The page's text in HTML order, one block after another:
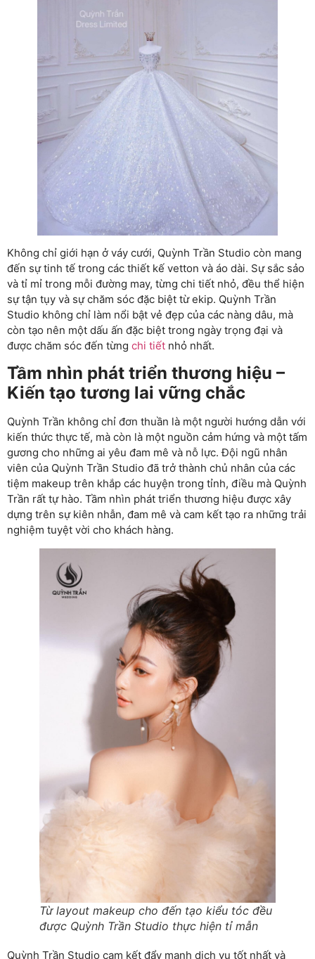
Không chỉ giới hạn ở váy cưới, Quỳnh Trần Studio còn mang
đến sự tinh tế trong các thiết kế vetton và áo dài. Sự sắc sảo
và tỉ mỉ trong mỗi đường may, từng chi tiết nhỏ, đều thể hiện
sự tận tụy và sự chăm sóc đặc biệt từ ekip. Quỳnh Trần
Studio không chỉ làm nổi bật vẻ đẹp của các nàng dâu, mà
còn tạo nên một dấu ấn đặc biệt trong ngày trọng đại và
được chăm sóc đến từng chi tiết nhỏ nhất.
Tầm nhìn phát triển thương hiệu –
Kiến tạo tương lai vững chắc
Quỳnh Trần không chỉ đơn thuần là một người hướng dẫn với
kiến thức thực tế, mà còn là một nguồn cảm hứng và một tấm
gương cho những ai yêu đam mê và nỗ lực. Đội ngũ nhân
viên của Quỳnh Trần Studio đã trở thành chủ nhân của các
tiệm makeup trên khắp các huyện trong tỉnh, điều mà Quỳnh
Trần rất tự hào. Tầm nhìn phát triển thương hiệu được xây
dựng trên sự kiên nhẫn, đam mê và cam kết tạo ra những trải
nghiệm tuyệt vời cho khách hàng.
Từ layout makeup cho đến tạo kiểu tóc đều
được Quỳnh Trần Studio thực hiện tỉ mẫn
Quỳnh Trần Studio cam kết đẩy mạnh dịch vụ tốt nhất và